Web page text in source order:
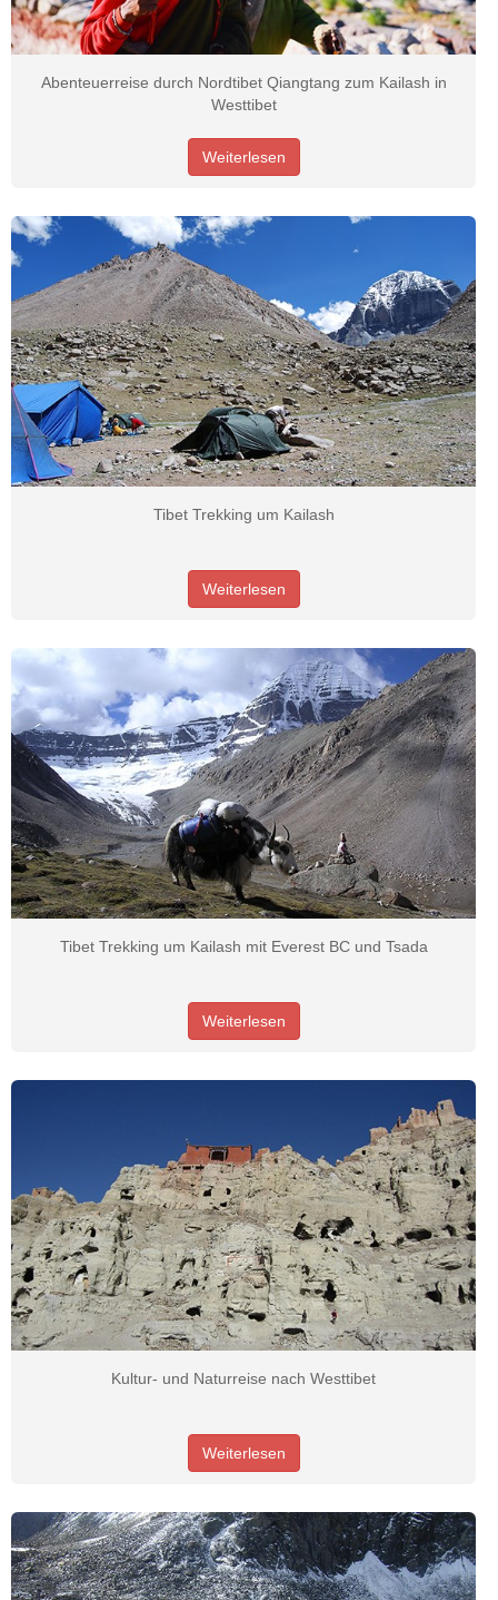
Abenteuerreise durch Nordtibet Qiangtang zum Kailash in
Westtibet
Weiterlesen
Tibet Trekking um Kailash
Weiterlesen
Tibet Trekking um Kailash mit Everest BC und Tsada
Weiterlesen
Kultur- und Naturreise nach Westtibet
Weiterlesen